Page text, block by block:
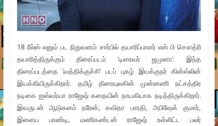
18 ரீல்ஸ் எனும் பட நிறுவனம் சார்பில் தயாரிப்பாளர் எஸ் பி சௌத்ரி
தயாரித்திருக்கும் திரைப்படம் ‘டிரைவர் ஜமுனா’. இந்த
திரைப்படத்தை ‘வத்திக்குச்சி’ படப் புகழ் இயக்குநர் கின்ஸ்லின்
இயக்கியிருக்கிறார். தமிழ் திரையுலகின் முன்னணி நட்சத்திர
நடிகை ஐஸ்வர்யா ராஜேஷ் கதையின் நாயகியாக நடித்திருக்கிறார்.
இவருடன் ஆடுகளம் நரேன், கவிதா பாரதி, அபிஷேக் குமார்,
இளைய பாண்டி, மணிகண்டன் ராஜேஷ் உள்ளிட்ட பலர்